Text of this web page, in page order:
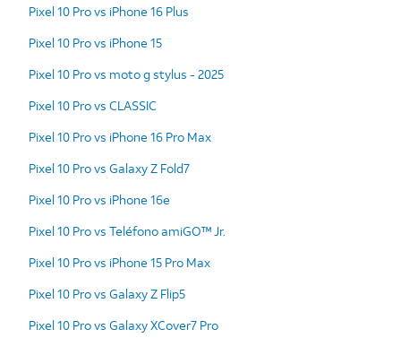
Pixel 10 Pro vs iPhone 16 Plus
Pixel 10 Pro vs iPhone 15
Pixel 10 Pro vs moto g stylus - 2025
Pixel 10 Pro vs CLASSIC
Pixel 10 Pro vs iPhone 16 Pro Max
Pixel 10 Pro vs Galaxy Z Fold7
Pixel 10 Pro vs iPhone 16e
Pixel 10 Pro vs Teléfono amiGO™ Jr.
Pixel 10 Pro vs iPhone 15 Pro Max
Pixel 10 Pro vs Galaxy Z Flip5
Pixel 10 Pro vs Galaxy XCover7 Pro